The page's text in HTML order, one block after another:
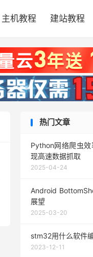
主机教程 建站教程
热门文章
Python网络爬虫
现高速数据抓取
2025-04-24
Android
展望
2025-03-20
stm32用什么软件
2023-12-11